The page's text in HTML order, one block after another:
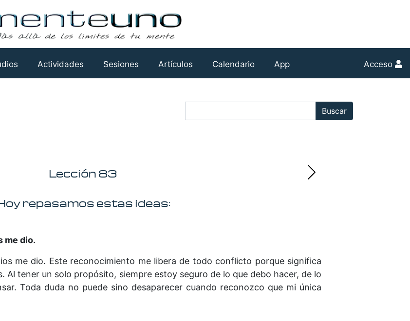
Actividades Sesiones Artículos Calendario App Acceso
Buscar:
Buscar
Lección 83
repasamos estas ideas:
me dio.
me dio. Este reconocimiento me libera de todo conflicto porque significa
Al tener un solo propósito, siempre estoy seguro de lo que debo hacer, de lo
Toda duda no puede sino desaparecer cuando reconozco que mi única